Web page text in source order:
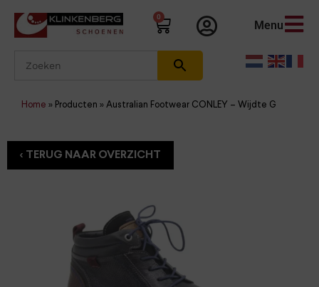
0
Menu
Home » Producten » Australian Footwear CONLEY – Wijdte G